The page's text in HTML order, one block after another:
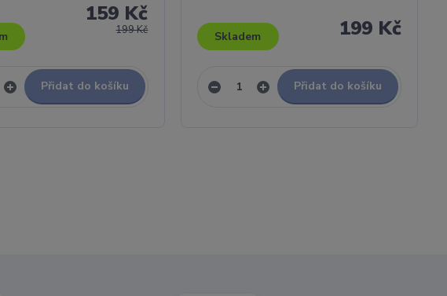
199 Kč
159 Kč
Přidat do košíku
199 Kč
Skladem
Přidat do košíku